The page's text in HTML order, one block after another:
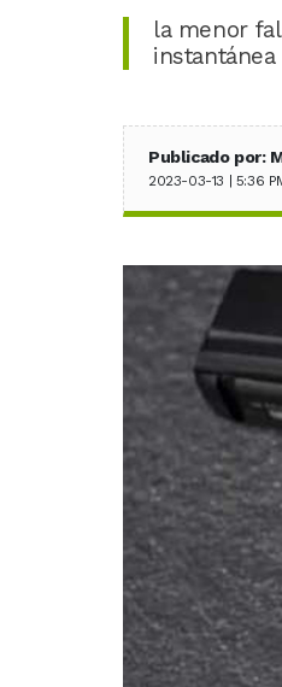
la menor
instantánea
Publicado por:
2023-03-13 | 5:36